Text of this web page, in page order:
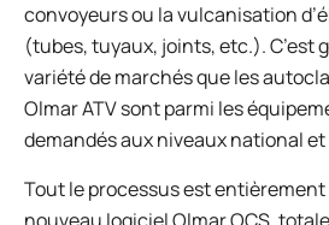
convoyeurs ou la vulcanisation
(tubes, tuyaux, joints, etc.). C’est
variété de marchés que les
Olmar ATV sont parmi les
demandés aux niveaux national
Tout le processus est